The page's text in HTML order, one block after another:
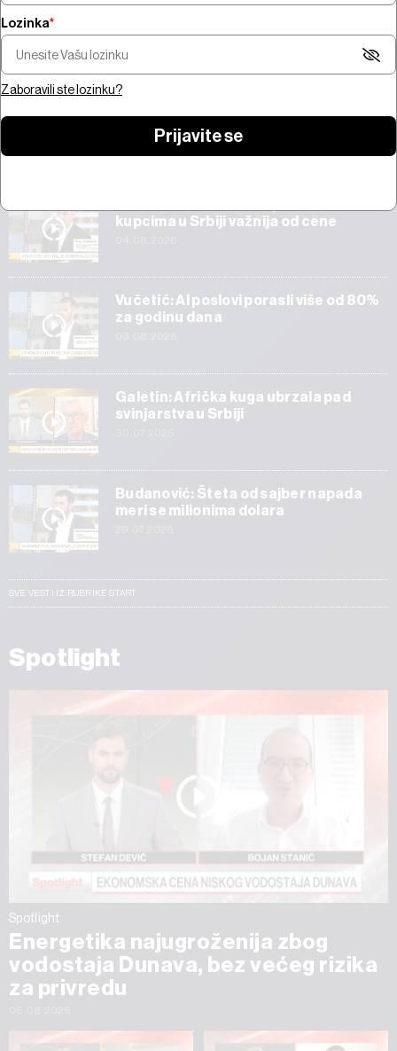
Pregled nedelje - pregovori na
prvi rezultati SpaceX-a
Šta pokreće
bitcoina od 100
jačanje zlata i AI
Start
kupcima u Srbiji važnija od cene
Vučetić: AI poslovi porasli više od 80%
za godinu dana
Galetin: Afrička kuga ubrzala pad
svinjarstva u Srbiji
Budanović: Šteta od sajber napada
meri se milionima dolara
SVE VESTI IZ RUBRIKE START
Spotlight
Spotlight
Energetika najugroženija zbog
vodostaja Dunava, bez većeg rizika
za privredu
Lozinka*
Zaboravili ste lozinku?
Prijavite se